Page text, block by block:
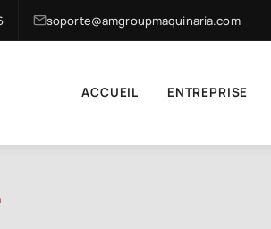
soporte@amgroupmaquinaria.com
ACCUEIL ENTREPRISE